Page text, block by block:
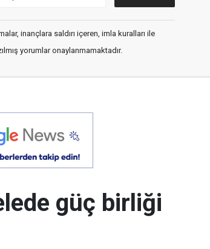
inançlara saldırı içeren, imla kuralları ile
yorumlar onaylanmamaktadır.
güç birliği